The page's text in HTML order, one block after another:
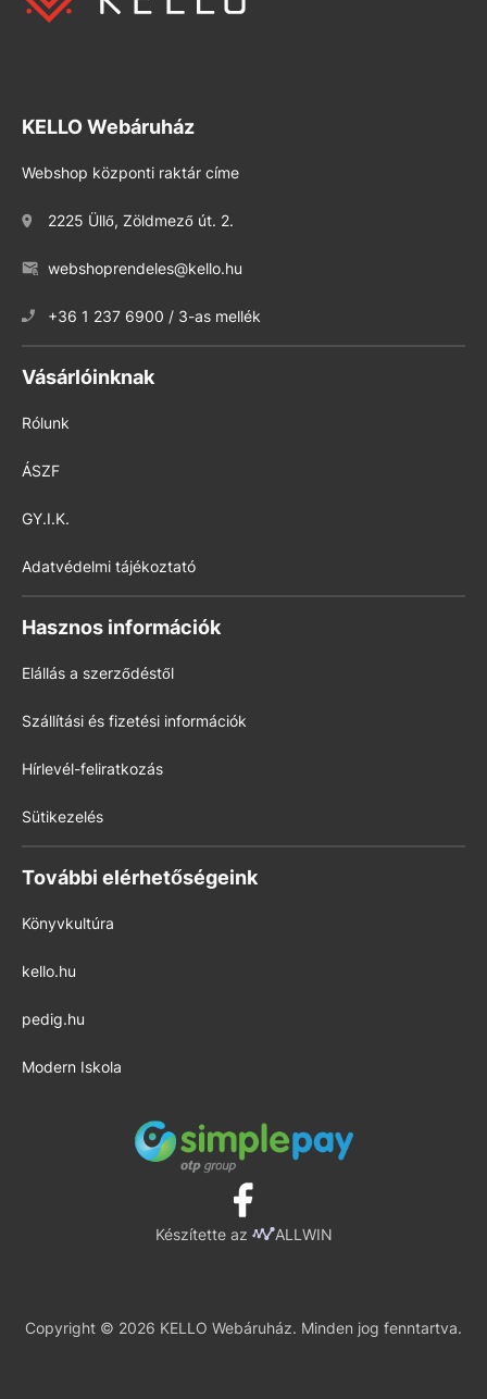
KELLO Webáruház
Webshop központi raktár címe
2225 Üllő, Zöldmező út. 2.
webshoprendeles@kello.hu
+36 1 237 6900 / 3-as mellék
Vásárlóinknak
Rólunk
ÁSZF
GY.I.K.
Adatvédelmi tájékoztató
Hasznos információk
Elállás a szerződéstől
Szállítási és fizetési információk
Hírlevél-feliratkozás
Sütikezelés
További elérhetőségeink
Könyvkultúra
kello.hu
pedig.hu
Modern Iskola
Készítette az ALLWIN
Copyright © 2026 KELLO Webáruház. Minden jog fenntartva.